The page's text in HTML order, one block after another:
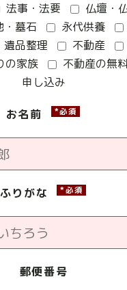
法事・法要 仏壇・
・墓石 永代供養
遺品整理 不動産
の家族
不動産の無
申し込み
お名前 *必須
ふりがな *必須
郵便番号